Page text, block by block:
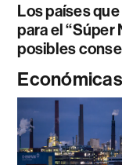
Los países
para el “Súper
posibles